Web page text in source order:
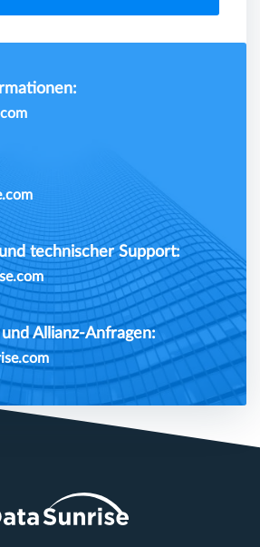
technischer Support:
Allianz-Anfragen: